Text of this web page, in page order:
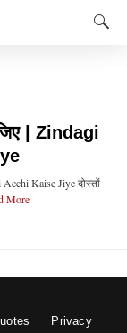
| Zindagi
Kaise Jiye दोस्तों
More
Privacy